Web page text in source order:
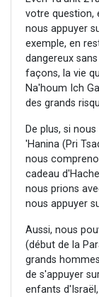
votre question,
nous appuyer
exemple, en
dangereux
façons, la vie
Na'houm Ich
des grands
De plus, si
'Hanina (Pri
nous
cadeau
nous prions
nous appuyer
Aussi, nous
(début de la
grands
de s'appuyer
enfants